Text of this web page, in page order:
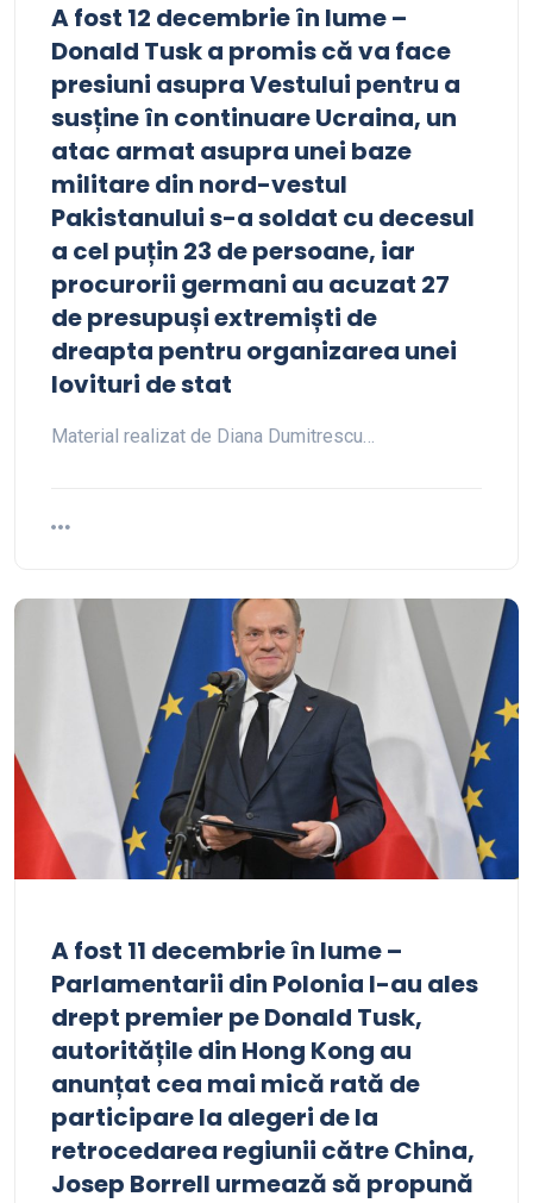
A fost 12 decembrie în lume –
Donald Tusk a promis că va face
presiuni asupra Vestului pentru a
susține în continuare Ucraina, un
atac armat asupra unei baze
militare din nord-vestul
Pakistanului s-a soldat cu decesul
a cel puțin 23 de persoane, iar
procurorii germani au acuzat 27
de presupuși extremiști de
dreapta pentru organizarea unei
lovituri de stat
Material realizat de Diana Dumitrescu…
A fost 11 decembrie în lume –
Parlamentarii din Polonia l-au ales
drept premier pe Donald Tusk,
autoritățile din Hong Kong au
anunțat cea mai mică rată de
participare la alegeri de la
retrocedarea regiunii către China,
Josep Borrell urmează să propună